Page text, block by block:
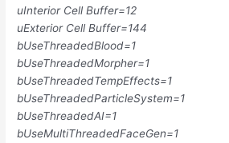
uInterior Cell Buffer=12
uExterior Cell Buffer=144
bUseThreadedBlood=1
bUseThreadedMorpher=1
bUseThreadedTempEffects=1
bUseThreadedParticleSystem=1
bUseThreadedAI=1
bUseMultiThreadedFaceGen=1